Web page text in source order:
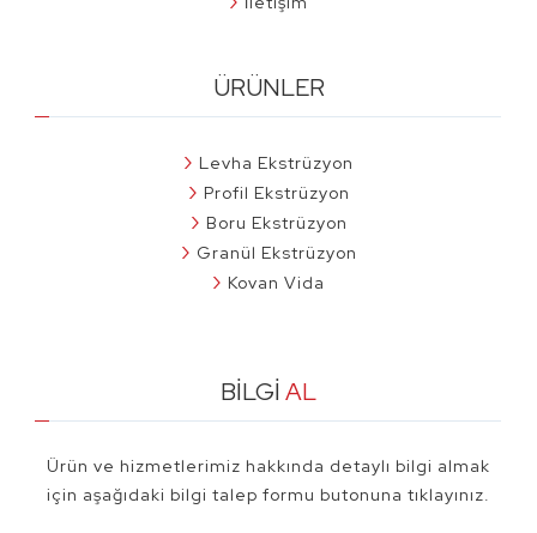
ÜRÜNLER
Levha Ekstrüzyon
Profil Ekstrüzyon
Boru Ekstrüzyon
Granül Ekstrüzyon
Kovan Vida
BİLGİAL
Ürün ve hizmetlerimiz hakkında detaylı bilgi almak
için aşağıdaki bilgi talep formu butonuna tıklayınız.